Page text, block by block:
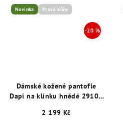
Novinka Pravá kůže
Dámské kožené pantofle
Dapi na klínku hnědé 29100
2 199 Kč